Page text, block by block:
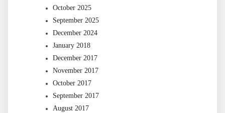
October 2025
September 2025
December 2024
January 2018
December 2017
November 2017
October 2017
September 2017
August 2017